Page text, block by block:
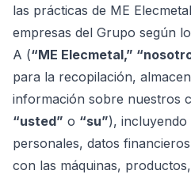
las prácticas de ME
empresas del Grupo según
A (“ME Elecmetal,”
para la recopilación,
información sobre nuestros
“usted” o “su”), incluyendo
personales, datos
con las máquinas,